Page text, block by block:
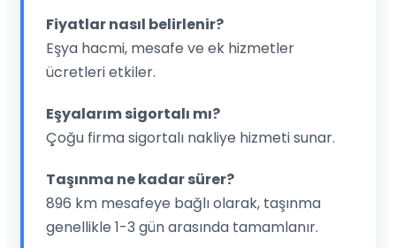
Fiyatlar nasıl belirlenir?
Eşya hacmi, mesafe ve ek hizmetler
ücretleri etkiler.
Eşyalarım sigortalı mı?
Çoğu firma sigortalı nakliye hizmeti sunar.
Taşınma ne kadar sürer?
896 km mesafeye bağlı olarak, taşınma
genellikle 1-3 gün arasında tamamlanır.